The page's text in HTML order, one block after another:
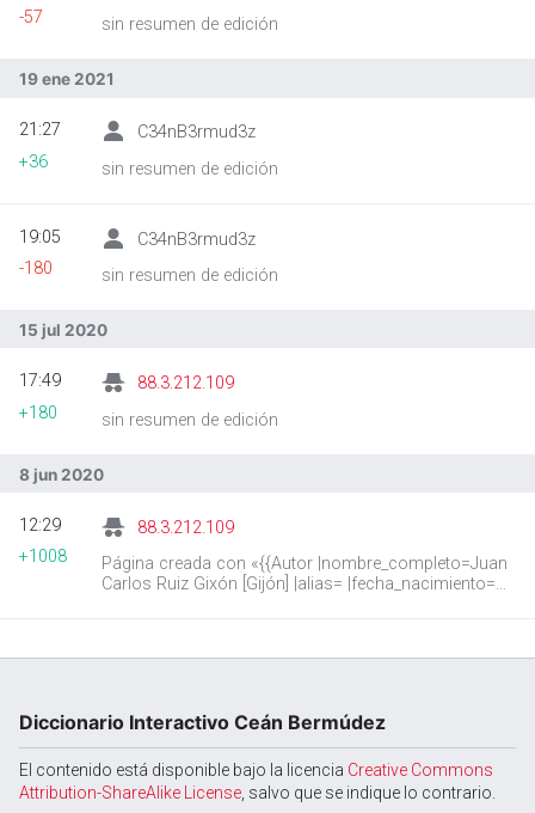
sin resumen de edición
-57
19 ene 2021
C34nB3rmud3z
sin resumen de edición
21:27
+36
C34nB3rmud3z
sin resumen de edición
19:05
-180
15 jul 2020
88.3.212.109
sin resumen de edición
17:49
+180
8 jun 2020
88.3.212.109
Página creada con «{{Autor |nombre_completo=Juan
Carlos Ruiz Gixón [Gijón] |alias= |fecha_nacimiento=
12:29
+1008
Diccionario Interactivo Ceán Bermúdez
El contenido está disponible bajo la licencia Creative Commons
Attribution-ShareAlike License, salvo que se indique lo contrario.